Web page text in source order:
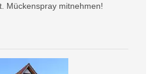
Mückenspray mitnehmen!